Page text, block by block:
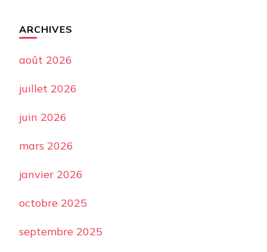
ARCHIVES
août 2026
juillet 2026
juin 2026
mars 2026
janvier 2026
octobre 2025
septembre 2025